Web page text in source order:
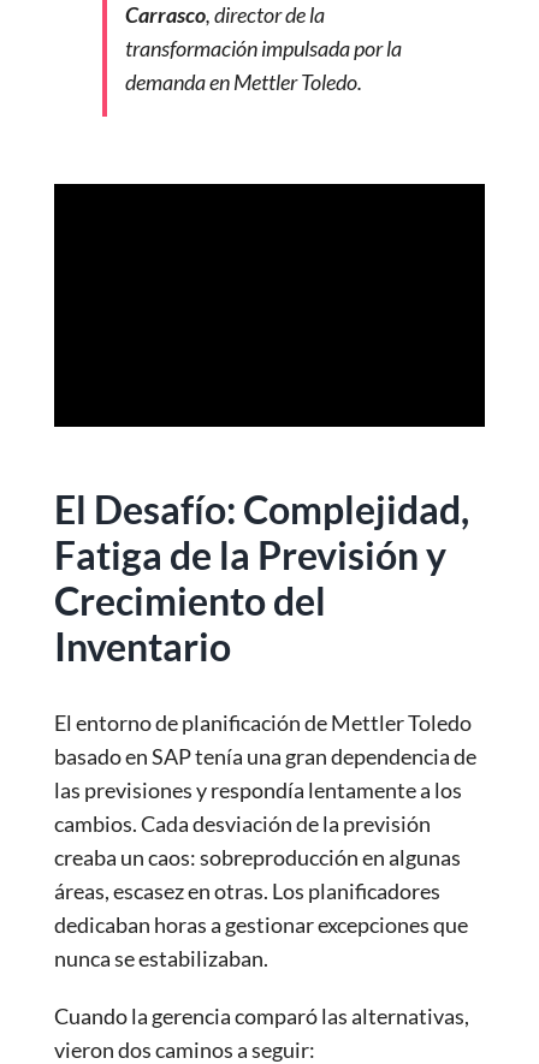
Carrasco, director de la
transformación impulsada por la
demanda en Mettler Toledo.
El Desafío: Complejidad,
Fatiga de la Previsión y
Crecimiento del
Inventario
El entorno de planificación de Mettler Toledo
basado en SAP tenía una gran dependencia de
las previsiones y respondía lentamente a los
cambios. Cada desviación de la previsión
creaba un caos: sobreproducción en algunas
áreas, escasez en otras. Los planificadores
dedicaban horas a gestionar excepciones que
nunca se estabilizaban.
Cuando la gerencia comparó las alternativas,
vieron dos caminos a seguir: